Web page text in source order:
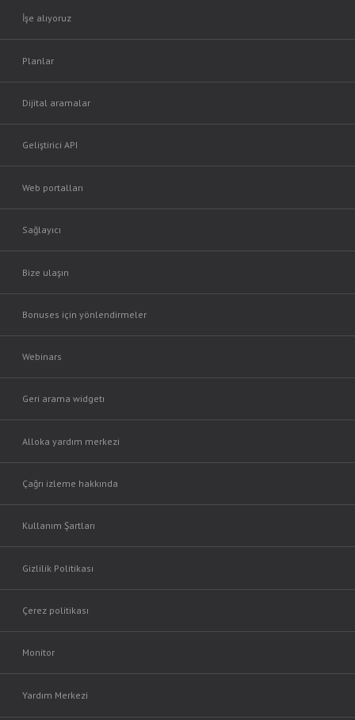
İşe alıyoruz
Planlar
Dijital aramalar
Geliştirici API
Web portalları
Sağlayıcı
Bize ulaşın
Bonuses için yönlendirmeler
Webinars
Geri arama widgetı
Alloka yardım merkezi
Çağrı izleme hakkında
Kullanım Şartları
Gizlilik Politikası
Çerez politikası
Monitor
Yardım Merkezi